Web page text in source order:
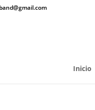
Inicio